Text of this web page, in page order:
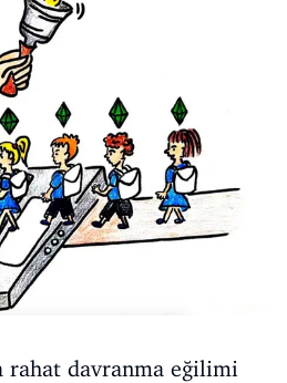
rahat davranma eğilimi